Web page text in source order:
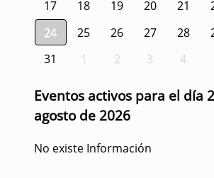
17
18 19 20 21
24
25 26 27 28
31
1 2 3 4
Eventos activos para el día
agosto de 2026
No existe Información